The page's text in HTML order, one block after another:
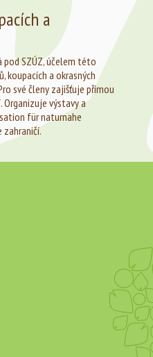
a
pod SZÚZ, účelem této
koupacích a okrasných
své členy zajišťuje přímou
výstavy a
für naturnahe
zahraničí.